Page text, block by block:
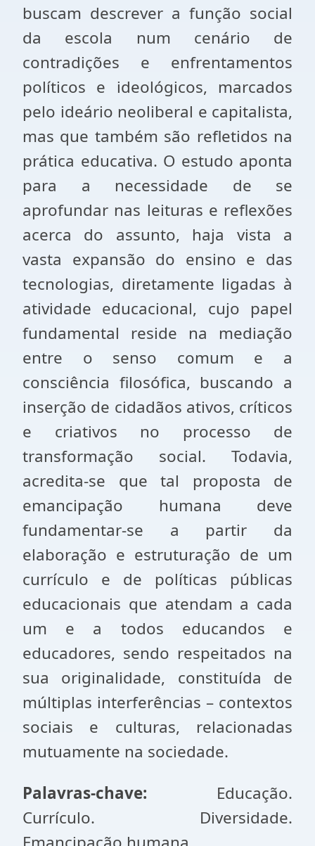
buscam descrever a função social
da escola num cenário de
contradições e enfrentamentos
políticos e ideológicos, marcados
pelo ideário neoliberal e capitalista,
mas que também são refletidos na
prática educativa. O estudo aponta
para a necessidade de se
aprofundar nas leituras e reflexões
acerca do assunto, haja vista a
vasta expansão do ensino e das
tecnologias, diretamente ligadas à
atividade educacional, cujo papel
fundamental reside na mediação
entre o senso comum e a
consciência filosófica, buscando a
inserção de cidadãos ativos, críticos
e criativos no processo de
transformação social. Todavia,
acredita-se que tal proposta de
emancipação humana deve
fundamentar-se a partir da
elaboração e estruturação de um
currículo e de políticas públicas
educacionais que atendam a cada
um e a todos educandos e
educadores, sendo respeitados na
sua originalidade, constituída de
múltiplas interferências – contextos
sociais e culturas, relacionadas
mutuamente na sociedade.
Palavras-chave: Educação.
Currículo. Diversidade.